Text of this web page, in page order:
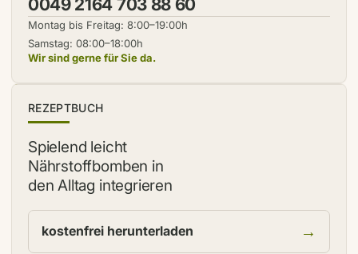
0049 2164 703 88 60
Montag bis Freitag: 8:00–19:00h
Samstag: 08:00–18:00h
Wir sind gerne für Sie da.
REZEPTBUCH
Spielend leicht
Nährstoffbomben in
den Alltag integrieren
kostenfrei herunterladen →